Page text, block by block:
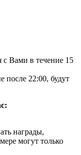
с Вами в течение 15
после 22:00, будут
награды,
могут только